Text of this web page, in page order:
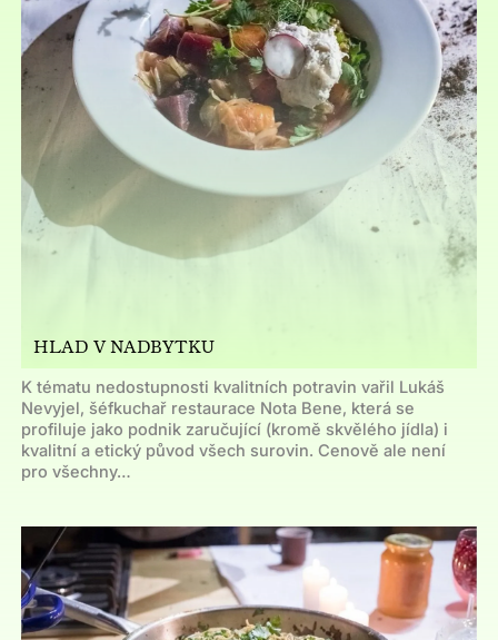
HLAD V NADBYTKU
K tématu nedostupnosti kvalitních potravin vařil Lukáš
Nevyjel, šéfkuchař restaurace Nota Bene, která se
profiluje jako podnik zaručující (kromě skvělého jídla) i
kvalitní a etický původ všech surovin. Cenově ale není
pro všechny…